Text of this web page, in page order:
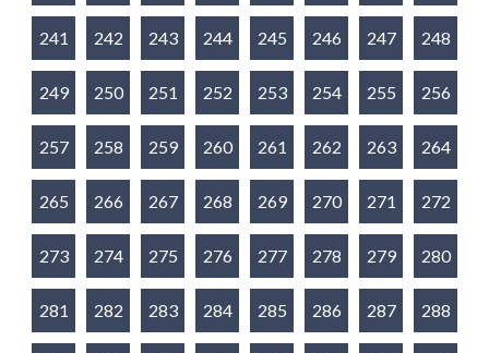
241 242 243 244 245 246 247 248
249 250 251 252 253 254 255 256
257 258 259 260 261 262 263 264
265 266 267 268 269 270 271 272
273 274 275 276 277 278 279 280
281 282 283 284 285 286 287 288